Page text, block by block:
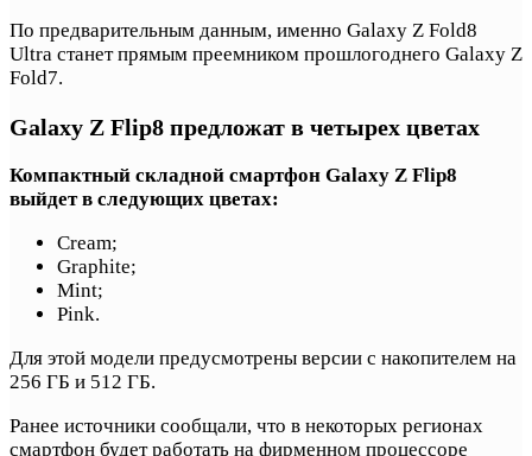
По предварительным данным, именно Galaxy Z Fold8
Ultra станет прямым преемником прошлогоднего Galaxy Z
Fold7.
Galaxy Z Flip8 предложат в четырех цветах
Компактный складной смартфон Galaxy Z Flip8
выйдет в следующих цветах:
Cream;
Graphite;
Mint;
Pink.
Для этой модели предусмотрены версии с накопителем на
256 ГБ и 512 ГБ.
Ранее источники сообщали, что в некоторых регионах
смартфон будет работать на фирменном процессоре